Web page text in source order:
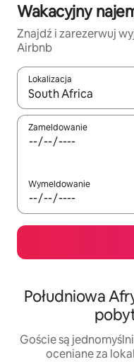
Wakacyjny
Znajdź i zarezerwuj
Airbnb
Lokalizacja
Gdy wyniki będą
Zameldowanie
Wymeldowanie
Południowa
Goście są
oceniane za